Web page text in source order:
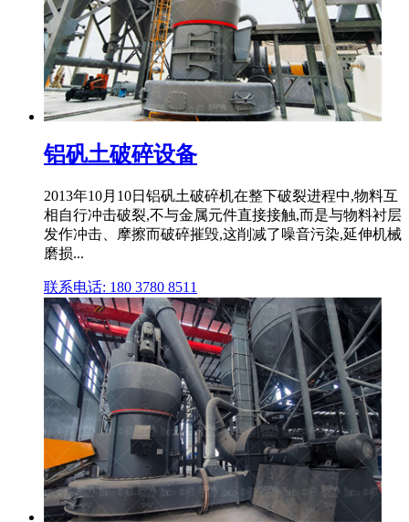
铝矾土破碎设备
2013年10月10日铝矾土破碎机在整下破裂进程中,物料互
相自行冲击破裂,不与金属元件直接接触,而是与物料衬层
发作冲击、摩擦而破碎摧毁,这削减了噪音污染,延伸机械
磨损...
联系电话: 180 3780 8511